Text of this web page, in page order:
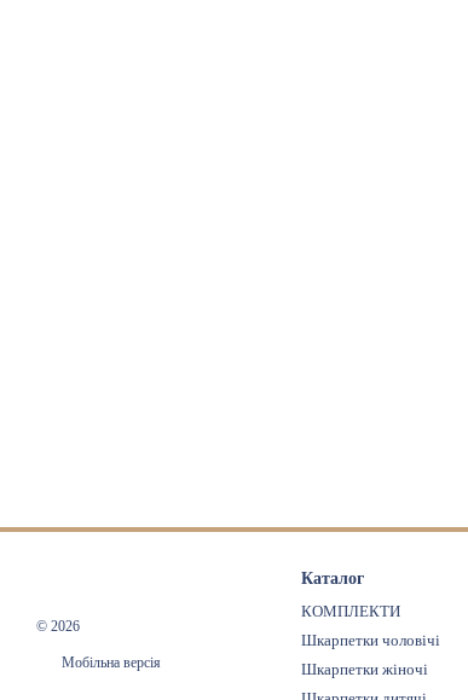
© 2026
Мобільна версія
Каталог
КОМПЛЕКТИ
Шкарпетки чоловічі
Шкарпетки жіночі